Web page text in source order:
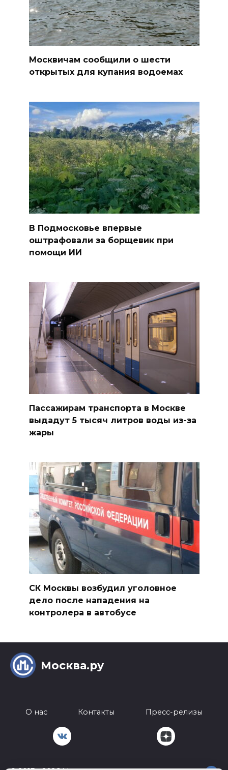
Москвичам сообщили о шести
открытых для купания водоемах
В Подмосковье впервые
оштрафовали за борщевик при
помощи ИИ
Пассажирам транспорта в Москве
выдадут 5 тысяч литров воды из-за
жары
СК Москвы возбудил уголовное
дело после нападения на
контролера в автобусе
Москва.ру
О нас Контакты Пресс-релизы